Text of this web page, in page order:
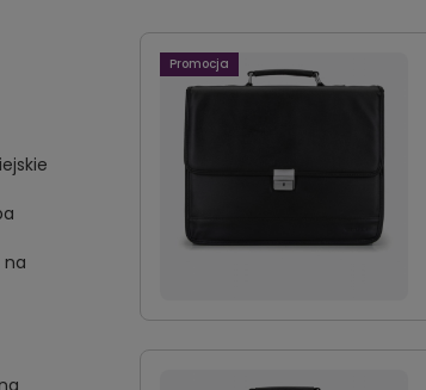
na
Promocja